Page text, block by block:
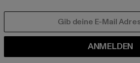
ANMELDEN